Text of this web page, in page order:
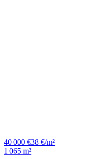
40 000 €38 €/m²
1 065 m²